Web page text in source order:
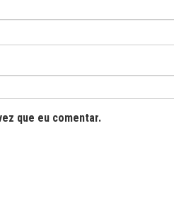
que eu comentar.